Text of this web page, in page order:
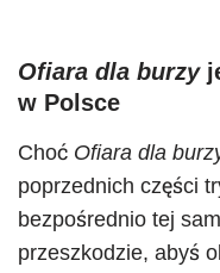
Ofiara dla burzy
w Polsce
Choć Ofiara dla
poprzednich części
bezpośrednio tej
przeszkodzie, abyś